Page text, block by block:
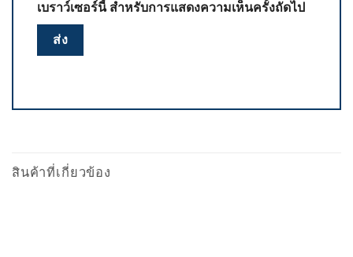
เบราว์เซอร์นี้ สำหรับการแสดงความเห็นครั้งถัดไป
สินค้าที่เกี่ยวข้อง